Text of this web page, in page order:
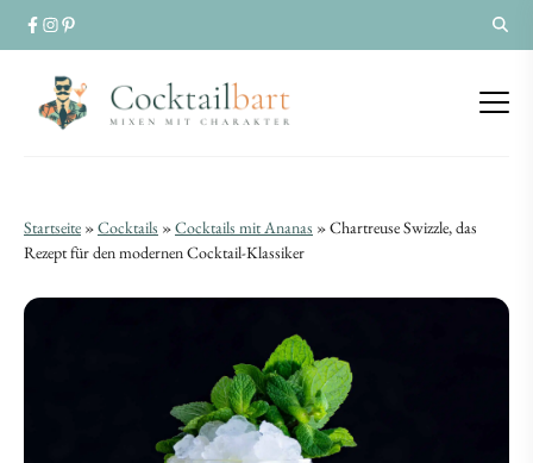
Chartreuse
Swizzle,
das
Chartreuse
Swizzle,
das
Startseite »Cocktails »Cocktails mit Ananas »Chartreuse Swizzle, das
Rezept für den modernen Cocktail-Klassiker